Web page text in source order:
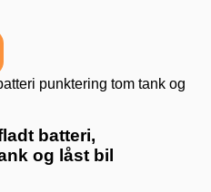
batteri,
og låst bil